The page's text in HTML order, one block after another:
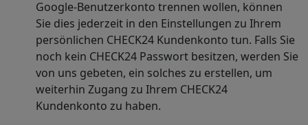
Google-Benutzerkonto trennen wollen, können
Sie dies jederzeit in den Einstellungen zu Ihrem
persönlichen CHECK24 Kundenkonto tun. Falls Sie
noch kein CHECK24 Passwort besitzen, werden Sie
von uns gebeten, ein solches zu erstellen, um
weiterhin Zugang zu Ihrem CHECK24
Kundenkonto zu haben.